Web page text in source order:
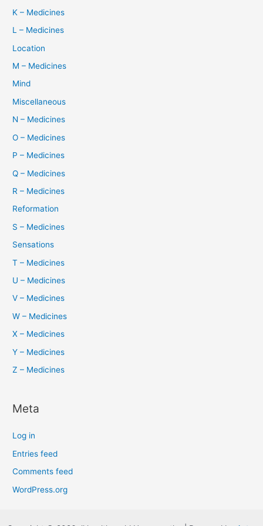
K – Medicines
L – Medicines
Location
M – Medicines
Mind
Miscellaneous
N – Medicines
O – Medicines
P – Medicines
Q – Medicines
R – Medicines
Reformation
S – Medicines
Sensations
T – Medicines
U – Medicines
V – Medicines
W – Medicines
X – Medicines
Y – Medicines
Z – Medicines
Meta
Log in
Entries feed
Comments feed
WordPress.org